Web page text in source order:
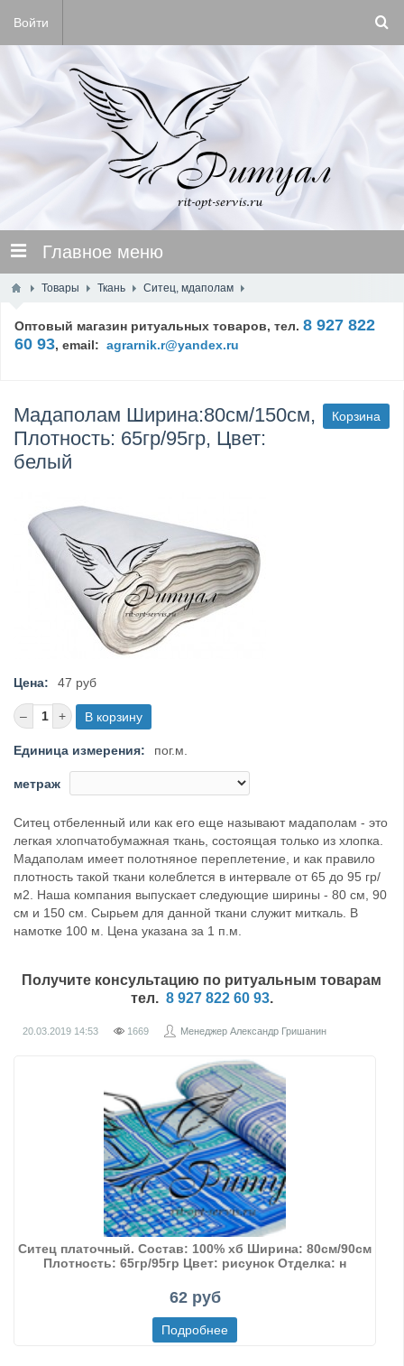
Войти
Главное меню
Товары Ткань Ситец, мдаполам
Оптовый магазин ритуальных товаров, тел. 8 927 822
60 93, email: agrarnik.r@yandex.ru
Корзина
Мадаполам Ширинa:80см/150см,
Плотность: 65гр/95гр, Цвет:
белый
Цена: 47 руб
Единица измерения: пог.м.
метраж
Ситец отбеленный или как его еще называют мадаполам - это
легкая хлопчатобумажная ткань, состоящая только из хлопка.
Мадаполам имеет полотняное переплетение, и как правило
плотность такой ткани колеблется в интервале от 65 до 95 гр/
м2. Наша компания выпускает следующие ширины - 80 см, 90
см и 150 см. Сырьем для данной ткани служит миткаль. В
намотке 100 м. Цена указана за 1 п.м.
Получите консультацию по ритуальным товарам
тел. 8 927 822 60 93.
20.03.2019 14:53 1669 Менеджер Александр Гришанин
Ситец платочный. Состав: 100% хб Ширинa: 80см/90см
Плотность: 65гр/95гр Цвет: рисунок Отделка: н
62 руб